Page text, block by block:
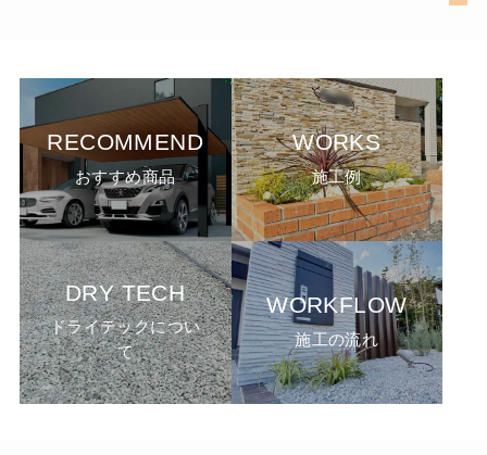
RECOMMEND
おすすめ商品
DRY TECH
ドライテックについ
て
WORKS
施工例
WORKFLOW
施工の流れ